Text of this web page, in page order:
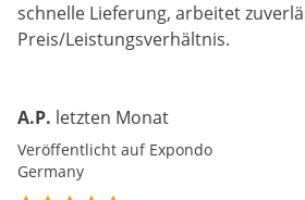
schnelle Lieferung, arbeitet
Preis/Leistungsverhältnis.
A.P. letzten Monat
Veröffentlicht auf Expondo
Germany